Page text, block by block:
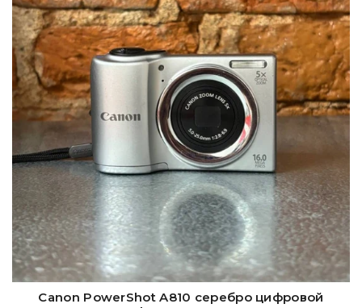
Canon PowerShot A810 серебро цифровой